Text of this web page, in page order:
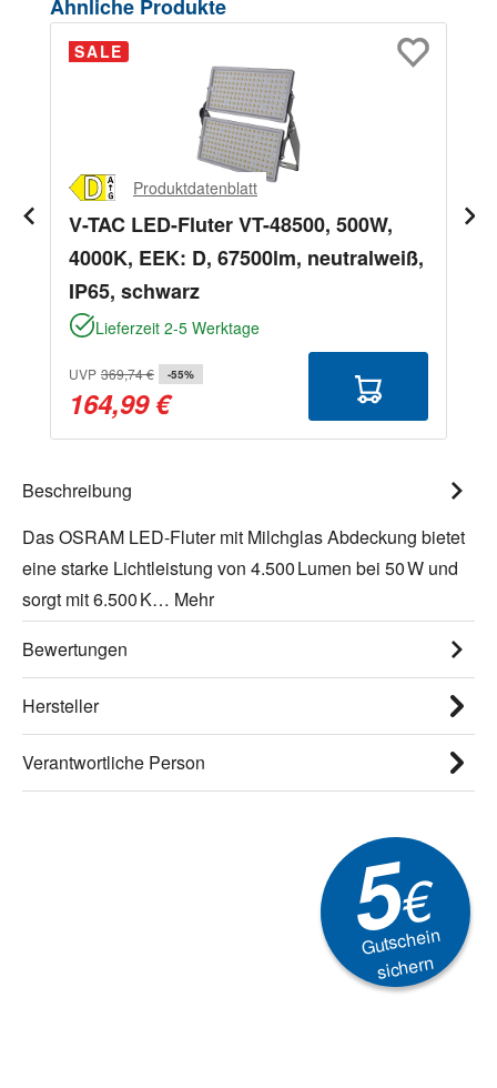
Ähnliche Produkte
SALE
Produktdatenblatt
V-TAC LED-Fluter VT-48500, 500W,
4000K, EEK: D, 67500lm, neutralweiß,
IP65, schwarz
Lieferzeit 2-5 Werktage
UVP 369,74 € -55%
164,99 €
Beschreibung
Das OSRAM LED-Fluter mit Milchglas Abdeckung bietet
eine starke Lichtleistung von 4.500 Lumen bei 50 W und
sorgt mit 6.500 K… Mehr
Bewertungen
Hersteller
Verantwortliche Person
5€
Gutschein
sichern